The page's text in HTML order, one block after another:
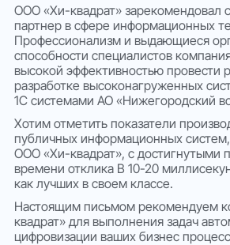
ООО «Хи-квадрат» зарекомендовал
партнер в сфере информационных
Профессионализм и выдающиеся
способности специалистов
высокой эффективностью провести
разработке высоконагруженных
1С системами АО «Нижегородский
Хотим отметить показатели
публичных информационных
ООО «Хи-квадрат», с достигнутыми
времени отклика В 10-20
как лучших в своем классе.
Настоящим письмом рекомендуем
квадрат» для выполнения задач
цифровизации ваших бизнес